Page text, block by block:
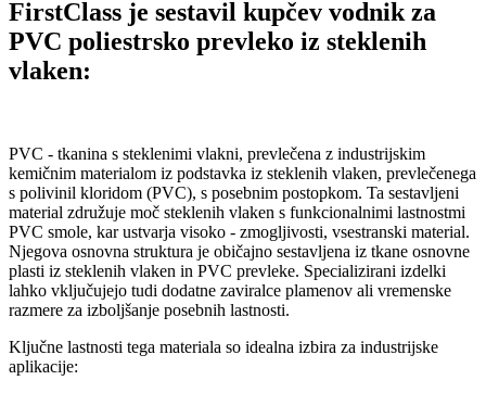
FirstClass je sestavil kupčev vodnik za
PVC poliestrsko prevleko iz steklenih
vlaken:
PVC - tkanina s steklenimi vlakni, prevlečena z industrijskim
kemičnim materialom iz podstavka iz steklenih vlaken, prevlečenega
s polivinil kloridom (PVC), s posebnim postopkom. Ta sestavljeni
material združuje moč steklenih vlaken s funkcionalnimi lastnostmi
PVC smole, kar ustvarja visoko - zmogljivosti, vsestranski material.
Njegova osnovna struktura je običajno sestavljena iz tkane osnovne
plasti iz steklenih vlaken in PVC prevleke. Specializirani izdelki
lahko vključujejo tudi dodatne zaviralce plamenov ali vremenske
razmere za izboljšanje posebnih lastnosti.
Ključne lastnosti tega materiala so idealna izbira za industrijske
aplikacije: